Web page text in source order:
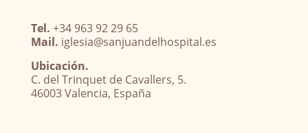
Tel. +34 963 92 29 65
Mail. iglesia@sanjuandelhospital.es
Ubicación.
C. del Trinquet de Cavallers, 5.
46003 Valencia, España